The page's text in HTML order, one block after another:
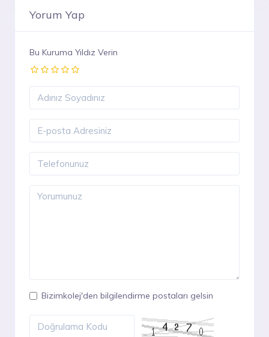
Yorum Yap
Bu Kuruma Yıldız Verin
Bizimkolej'den bilgilendirme postaları gelsin